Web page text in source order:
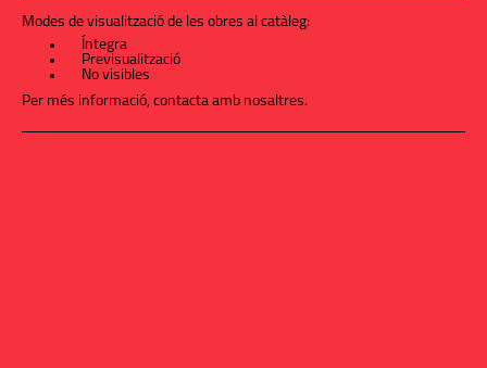
Modes de visualització de les obres al catàleg:
Íntegra
Previsualització
No visibles
Per més informació, contacta amb nosaltres.